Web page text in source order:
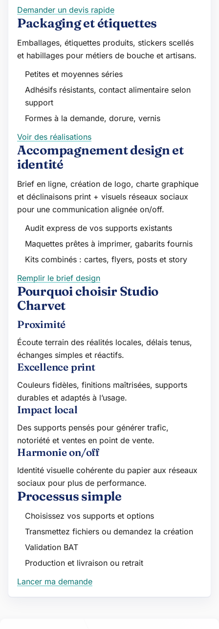
Demander un devis rapide
Packaging et étiquettes
Emballages, étiquettes produits, stickers scellés
et habillages pour métiers de bouche et artisans.
Petites et moyennes séries
Adhésifs résistants, contact alimentaire selon
support
Formes à la demande, dorure, vernis
Voir des réalisations
Accompagnement design et
identité
Brief en ligne, création de logo, charte graphique
et déclinaisons print + visuels réseaux sociaux
pour une communication alignée on/off.
Audit express de vos supports existants
Maquettes prêtes à imprimer, gabarits fournis
Kits combinés : cartes, flyers, posts et story
Remplir le brief design
Pourquoi choisir Studio
Charvet
Proximité
Écoute terrain des réalités locales, délais tenus,
échanges simples et réactifs.
Excellence print
Couleurs fidèles, finitions maîtrisées, supports
durables et adaptés à l’usage.
Impact local
Des supports pensés pour générer trafic,
notoriété et ventes en point de vente.
Harmonie on/off
Identité visuelle cohérente du papier aux réseaux
sociaux pour plus de performance.
Processus simple
Choisissez vos supports et options
Transmettez fichiers ou demandez la création
Validation BAT
Production et livraison ou retrait
Lancer ma demande